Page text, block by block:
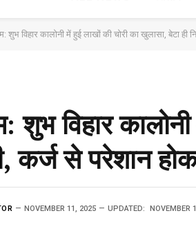
शुभ विहार कालोनी में हुई लाखों की चोरी का खुलासा, बेटा ही
शुभ विहार
कर्ज से परेशान
NOVEMBER 11, 2025 UPDATED: NOVEMBER